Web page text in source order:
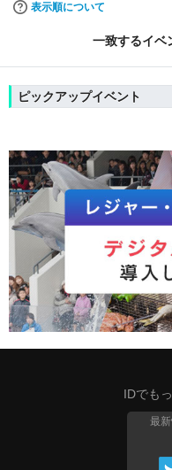
表示順について
一致するイベ
ピックアップイベント
IDでも
最